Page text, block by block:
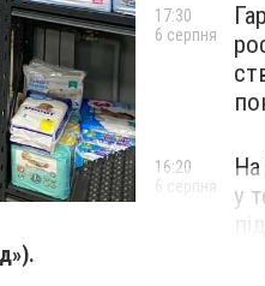
17:30
6 серпня
у
16:20
6 серпня